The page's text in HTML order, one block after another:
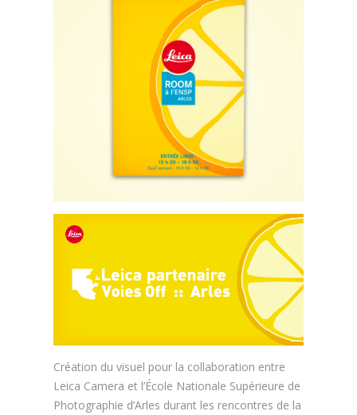
Création du visuel pour la collaboration entre
Leica Camera et l’École Nationale Supérieure de
Photographie d’Arles durant les rencontres de la